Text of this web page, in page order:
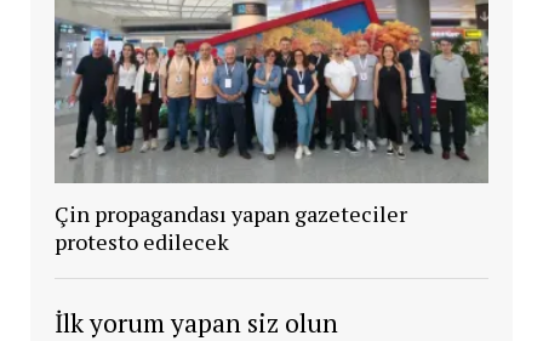
Çin propagandası yapan gazeteciler
protesto edilecek
İlk yorum yapan siz olun